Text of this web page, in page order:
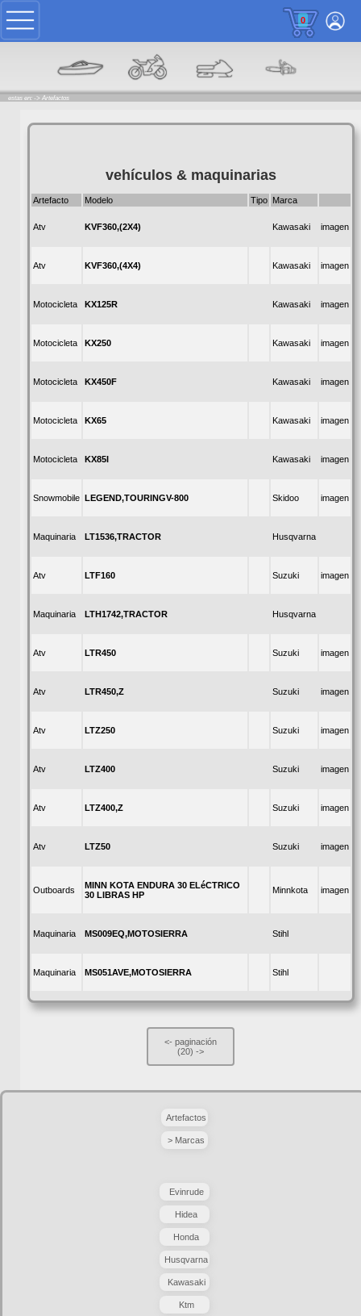
0
estas en: -> Artefactos
vehículos & maquinarias
Artefacto Modelo Tipo Marca
Atv KVF360,(2X4) Kawasaki imagen
Atv KVF360,(4X4) Kawasaki imagen
Motocicleta KX125R Kawasaki imagen
Motocicleta KX250 Kawasaki imagen
Motocicleta KX450F Kawasaki imagen
Motocicleta KX65 Kawasaki imagen
Motocicleta KX85I Kawasaki imagen
Snowmobile LEGEND,TOURINGV-800 Skidoo imagen
Maquinaria LT1536,TRACTOR Husqvarna
Atv LTF160 Suzuki imagen
Maquinaria LTH1742,TRACTOR Husqvarna
Atv LTR450 Suzuki imagen
Atv LTR450,Z Suzuki imagen
Atv LTZ250 Suzuki imagen
Atv LTZ400 Suzuki imagen
Atv LTZ400,Z Suzuki imagen
Atv LTZ50 Suzuki imagen
Outboards
MINN KOTA ENDURA 30 ELéCTRICO
30 LIBRAS HP
Minnkota imagen
Maquinaria MS009EQ,MOTOSIERRA Stihl
Maquinaria MS051AVE,MOTOSIERRA Stihl
<- paginación
(20) ->
Artefactos
> Marcas
Evinrude
Hidea
Honda
Husqvarna
Kawasaki
Ktm